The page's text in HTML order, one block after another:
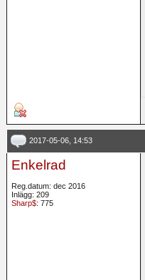
2017-05-06, 14:53
Enkelrad
Reg.datum: dec 2016
Inlägg: 209
Sharp$: 775